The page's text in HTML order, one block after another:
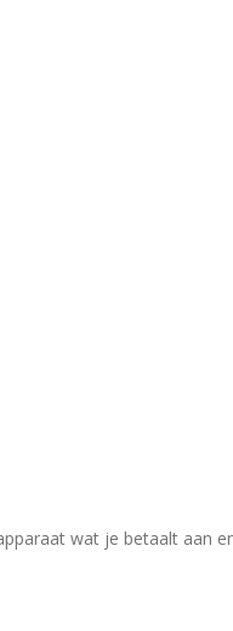
wat je betaalt aan